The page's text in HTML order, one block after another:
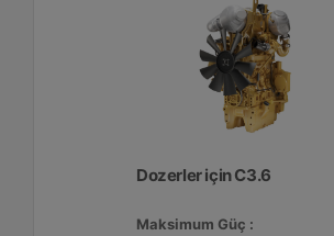
Dozerler için C3.6
Maksimum Güç :